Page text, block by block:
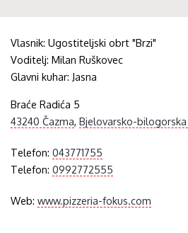
Vlasnik:Ugostiteljski obrt "Brzi"
Voditelj:Milan Ruškovec
Glavni kuhar: Jasna
Braće Radića 5
43240 Čazma,Bjelovarsko-bilogorska
Telefon:043771755
Telefon:0992772555
Web:www.pizzeria-fokus.com